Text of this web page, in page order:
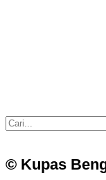
© Kupas